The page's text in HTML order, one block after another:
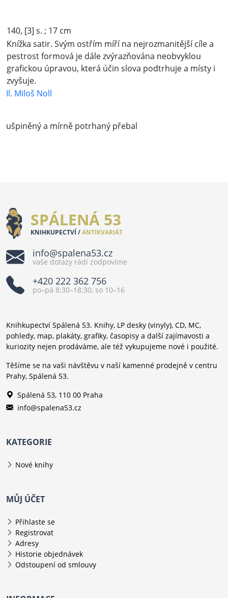
140, [3] s. ; 17 cm
Knížka satir. Svým ostřím míří na nejrozmanitější cíle a
pestrost formová je dále zvýrazňována neobvyklou
grafickou úpravou, která účin slova podtrhuje a místy i
zvyšuje.
Il. Miloš Noll
ušpiněný a mírně potrhaný přebal
SPÁLENÁ 53
KNIHKUPECTVÍ /ANTIKVARIÁT
info@spalena53.cz
vaše dotazy rádi zodpovíme
+420 222 362 756
po–pá 8:30–18:30, so 10–16
Knihkupectví Spálená 53. Knihy, LP desky (vinyly), CD, MC,
pohledy, map, plakáty, grafiky, časopisy a další zajímavosti a
kuriozity nejen prodáváme, ale též vykupujeme nové i použité.
Těšíme se na vaši návštěvu v naší kamenné prodejně v centru
Prahy, Spálená 53.
Spálená 53, 110 00 Praha
info@spalena53.cz
KATEGORIE
Nové knihy
MŮJ ÚČET
Přihlaste se
Registrovat
Adresy
Historie objednávek
Odstoupení od smlouvy